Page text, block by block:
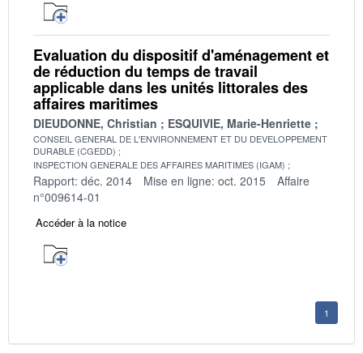
Evaluation du dispositif d'aménagement et
de réduction du temps de travail
applicable dans les unités littorales des
affaires maritimes
DIEUDONNE, Christian ESQUIVIE, Marie-Henriette
CONSEIL GENERAL DE L'ENVIRONNEMENT ET DU DEVELOPPEMENT
DURABLE (CGEDD)
INSPECTION GENERALE DES AFFAIRES MARITIMES (IGAM)
Rapport: déc. 2014 Mise en ligne: oct. 2015
Affaire
n°009614-01
Accéder à la notice
1